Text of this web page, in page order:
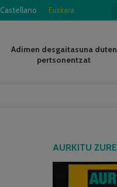
Castellano Euskara
Adimen desgaitasuna duten
pertsonentzat
AURKITU